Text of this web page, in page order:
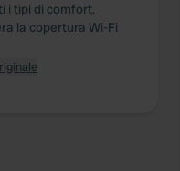
i tipi di comfort.
la copertura Wi-Fi